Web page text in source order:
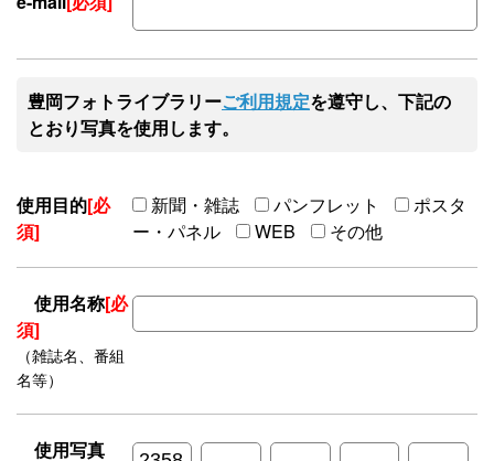
豊岡フォトライブラリーご利用規定を遵守し、下記の
とおり写真を使用します。
使用目的[必
須]
新聞・雑誌 パンフレット
ポスタ
ー・パネル
WEB その他
使用名称[必
須]
（雑誌名、番組
名等）
使用写真